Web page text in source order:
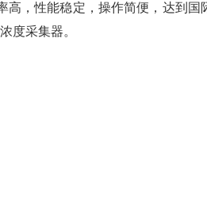
，性能稳定，操作简便，达到
度采集器。